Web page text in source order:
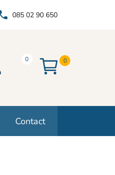
085 02 90 650
0 0
Contact